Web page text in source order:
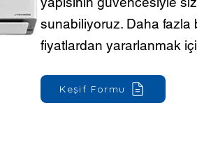
sunabiliyoruz. Daha fazla
fiyatlardan yararlanmak
Keşif Formu